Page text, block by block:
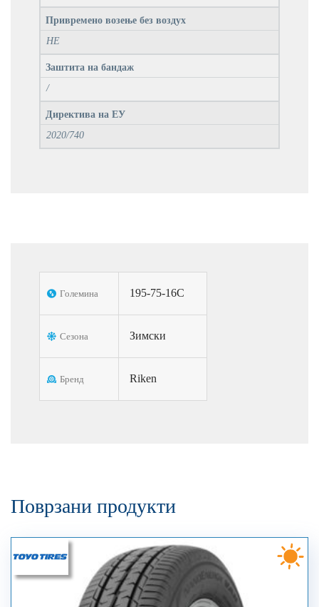
Привремено возење без воздух
НЕ
Заштита на бандаж
/
Директива на ЕУ
2020/740
Големина 195-75-16C
Сезона Зимски
Бренд Riken
Поврзани продукти